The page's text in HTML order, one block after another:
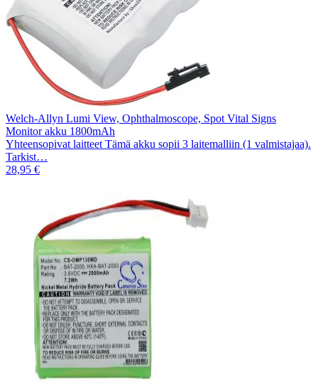
Welch-Allyn Lumi View, Ophthalmoscope, Spot Vital Signs
Monitor akku 1800mAh
Yhteensopivat laitteet Tämä akku sopii 3 laitemalliin (1 valmistajaa).
Tarkist…
28,95 €